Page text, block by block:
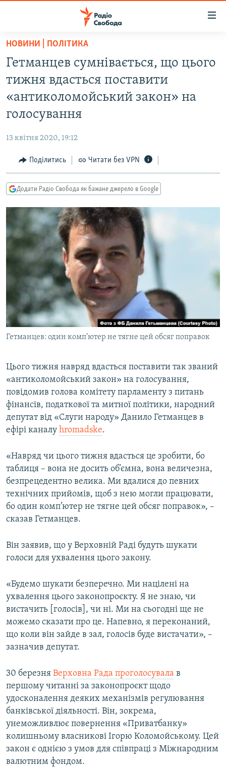
Перейти
основного
матеріалу
до
основної
Перейти
пошуку
ВСЕ ЗА ДОБУ
КУЛЬТУРА
СПОРТ
СВІТ
ДОНБАС.РЕАЛІЇ
КРИМ.РЕАЛІЇ
ТИ ЯК?
КИТАЙ.ВИКЛИКИ
МУЛЬТИМЕДІА
ФОТО
СПЕЦПРОЄКТИ
ПОДКАСТИ
КРИМ РЕАЛІЇ
РУС
КТАТ
ДОЛУЧАЙСЯ!
Усі сайти RFE/RL
НОВИНИ | ПОЛІТИКА
Гетманцев сумнівається, що цього
тижня вдасться поставити
«антиколомойський закон» на
голосування
13 квітня 2020, 19:12
Поділитись Читати без VPN
Додати Радіо Свобода як бажане джерело в Google
Гетманцев: один комп’ютер не тягне цей обсяг поправок
Цього тижня навряд вдасться поставити так званий
«антиколомойський закон» на голосування,
повідомив голова комітету парламенту з питань
фінансів, податкової та митної політики, народний
депутат від «Слуги народу» Данило Гетманцев в
ефірі каналу hromadske.
«Навряд чи цього тижня вдасться це зробити, бо
таблиця – вона не досить об’ємна, вона величезна,
безпрецедентно велика. Ми вдалися до певних
технічних прийомів, щоб з нею могли працювати,
бо один комп’ютер не тягне цей обсяг поправок», –
сказав Гетманцев.
Він заявив, що у Верховній Раді будуть шукати
голоси для ухвалення цього закону.
«Будемо шукати безперечно. Ми націлені на
ухвалення цього законопроєкту. Я не знаю, чи
вистачить [голосів], чи ні. Ми на сьогодні ще не
можемо сказати про це. Напевно, я переконаний,
що коли він зайде в зал, голосів буде вистачати», –
зазначив депутат.
30 березня Верховна Рада проголосувала в
першому читанні за законопроєкт щодо
удосконалення деяких механізмів регулювання
банківської діяльності. Він, зокрема,
унеможливлює повернення «Приватбанку»
колишньому власникові Ігорю Коломойському. Цей
закон є однією з умов для співпраці з Міжнародним
валютним фондом.